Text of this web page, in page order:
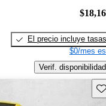
El precio incluye tasas
$0/mes
Verif. disponibilidad